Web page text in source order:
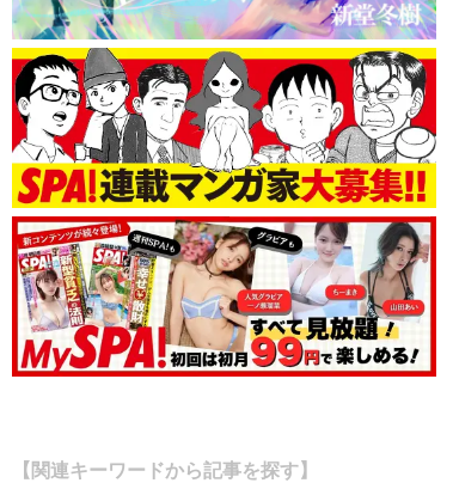
【関連キーワードから記事を探す】